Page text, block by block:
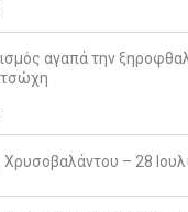
αγαπά την
Χρυσοβαλάντου – 28